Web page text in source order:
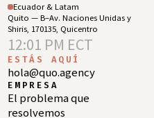
Ecuador & Latam
Quito — B–Av. Naciones Unidas y
Shiris, 170135, Quicentro
12:01 PM ECT
ESTÁS AQUÍ
hola@quo.agency
EMPRESA
El problema que
resolvemos